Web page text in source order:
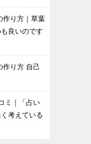
作り方｜草葉
良いのです
作り方 自己
ミ｜「占い
考えている